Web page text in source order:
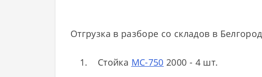
Отгрузка в разборе со складов в
Стойка МС-750 2000 - 4 шт.